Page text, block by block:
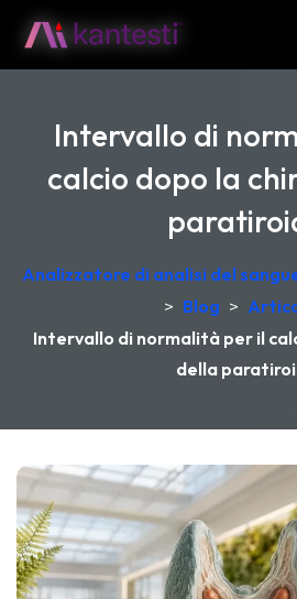
Intervallo di
calcio dopo la
Analizzatore di analisi del
> Blog >
Intervallo di normalità per il
della